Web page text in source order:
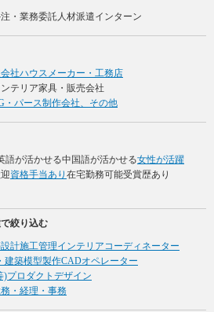
・業務委託人材派遣インターン
社ハウスメーカー・工務店
テリア家具・販売会社
・パース制作会社、その他
語が活かせる中国語が活かせる女性が活躍
資格手当あり 在宅勤務可能受賞歴あり
絞り込む
計施工管理インテリアコーディネーター
建築模型製作CADオペレーター
)プロダクトデザイン
・経理・事務